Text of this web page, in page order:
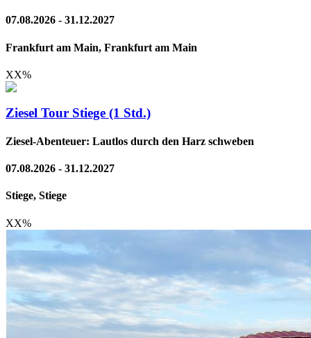
07.08.2026 - 31.12.2027
Frankfurt am Main, Frankfurt am Main
XX%
Ziesel Tour Stiege (1 Std.)
Ziesel-Abenteuer: Lautlos durch den Harz schweben
07.08.2026 - 31.12.2027
Stiege, Stiege
XX%